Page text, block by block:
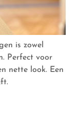
is zowel
Perfect voor
nette look. Een